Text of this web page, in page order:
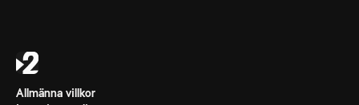
Allmänna villkor